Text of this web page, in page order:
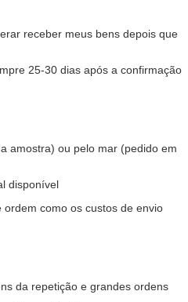
receber meus bens depois que
25-30 dias após a confirmação
amostra) ou pelo mar (pedido em
disponível
como os custos de envio
da repetição e grandes ordens